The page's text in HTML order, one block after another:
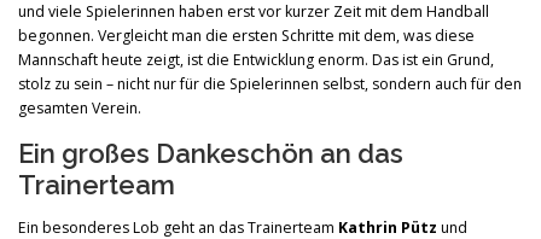
und viele Spielerinnen haben erst vor kurzer Zeit mit dem Handball
begonnen. Vergleicht man die ersten Schritte mit dem, was diese
Mannschaft heute zeigt, ist die Entwicklung enorm. Das ist ein Grund,
stolz zu sein – nicht nur für die Spielerinnen selbst, sondern auch für den
gesamten Verein.
Ein großes Dankeschön an das
Trainerteam
Ein besonderes Lob geht an das Trainerteam Kathrin Pütz und